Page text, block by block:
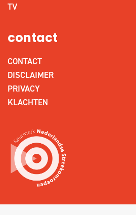
TV
contact
CONTACT
DISCLAIMER
PRIVACY
KLACHTEN